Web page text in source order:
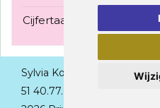
Cijfertaart - 15/10/2026
Sylvia Konior - Brandstraat
51 40.77.02 -